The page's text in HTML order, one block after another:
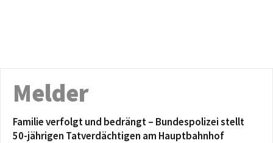
Melder
Familie verfolgt und bedrängt – Bundespolizei stellt
50-jährigen Tatverdächtigen am Hauptbahnhof